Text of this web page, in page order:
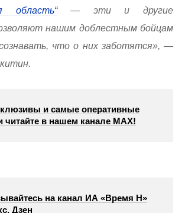
область“— эти и другие
нашим доблестным бойцам
что о них заботятся», —
и самые оперативные
читайте в нашем канале МАХ!
на канал ИА «Время Н»
Дзен